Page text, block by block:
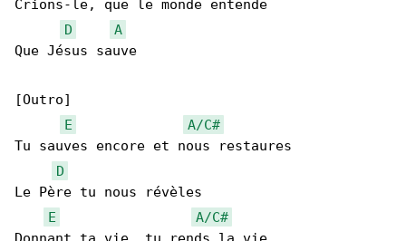
Crions-le, que le monde entende
D
A
Que Jésus sauve
[Outro]
E
A/C#
Tu sauves encore et nous restaures
D
Le Père tu nous révèles
E
A/C#